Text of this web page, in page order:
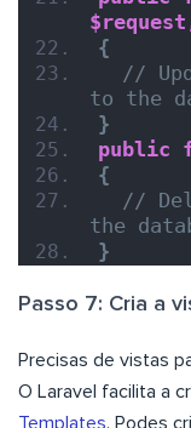
{
//
to the
}
public
{
//
the
}
Passo 7: Cria a
Precisas de vistas
O Laravel facilita a
Templates. Podes